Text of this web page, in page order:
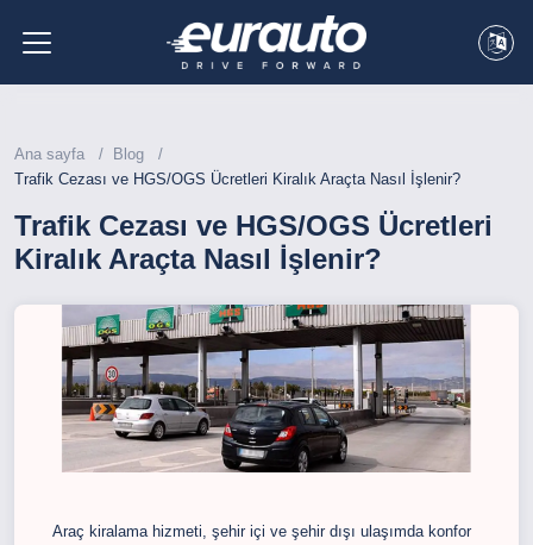
Ana sayfa
Blog
Trafik Cezası ve HGS/OGS Ücretleri Kiralık Araçta Nasıl İşlenir?
Trafik Cezası ve HGS/OGS Ücretleri
Kiralık Araçta Nasıl İşlenir?
Araç kiralama hizmeti, şehir içi ve şehir dışı ulaşımda konfor